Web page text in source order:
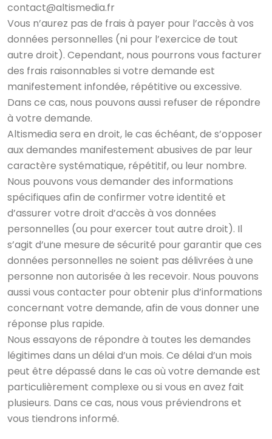
contact@altismedia.fr
Vous n’aurez pas de frais à payer pour l’accès à vos
données personnelles (ni pour l’exercice de tout
autre droit). Cependant, nous pourrons vous facturer
des frais raisonnables si votre demande est
manifestement infondée, répétitive ou excessive.
Dans ce cas, nous pouvons aussi refuser de répondre
à votre demande.
Altismedia sera en droit, le cas échéant, de s’opposer
aux demandes manifestement abusives de par leur
caractère systématique, répétitif, ou leur nombre.
Nous pouvons vous demander des informations
spécifiques afin de confirmer votre identité et
d’assurer votre droit d’accès à vos données
personnelles (ou pour exercer tout autre droit). Il
s’agit d’une mesure de sécurité pour garantir que ces
données personnelles ne soient pas délivrées à une
personne non autorisée à les recevoir. Nous pouvons
aussi vous contacter pour obtenir plus d’informations
concernant votre demande, afin de vous donner une
réponse plus rapide.
Nous essayons de répondre à toutes les demandes
légitimes dans un délai d’un mois. Ce délai d’un mois
peut être dépassé dans le cas où votre demande est
particulièrement complexe ou si vous en avez fait
plusieurs. Dans ce cas, nous vous préviendrons et
vous tiendrons informé.